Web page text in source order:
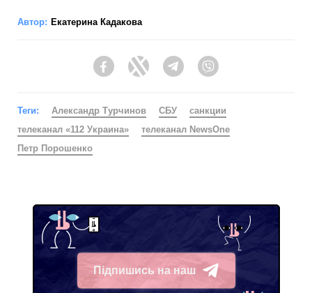
Автор: Екатерина Кадакова
FacebookTwitter Telegram
Теги: Александр Турчинов СБУ
санкции
телеканал «112 Украина»
телеканал NewsOne
Петр Порошенко
Підпишись на наш
Telegram